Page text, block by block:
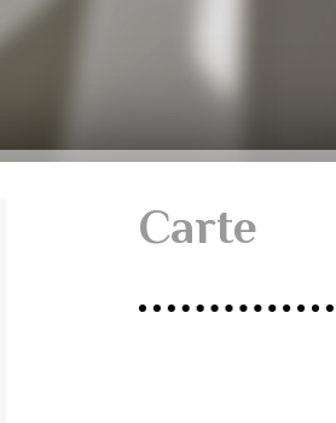
Carte